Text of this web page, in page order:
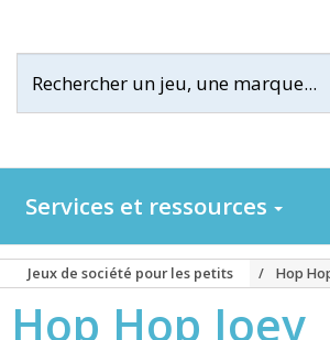
Services et ressources
Jeux de société pour les petits Hop
Hop Hop Joey